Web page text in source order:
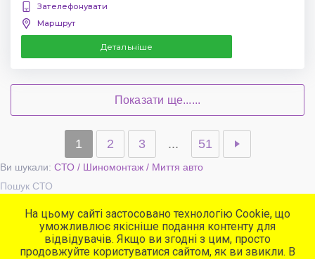
Зателефонувати
Маршрут
Детальніше
Показати ще......
1 2 3 ... 51
Ви шукали: СТО / Шиномонтаж / Миття авто
Пошук СТО
Популярні сервіси
СТО
Автомийки
На цьому сайті застосовано технологію Cookie, що
уможливлює якісніше подання контенту для
відвідувачів. Якщо ви згодні з цим, просто
продовжуйте користуватися сайтом, як ви звикли. В